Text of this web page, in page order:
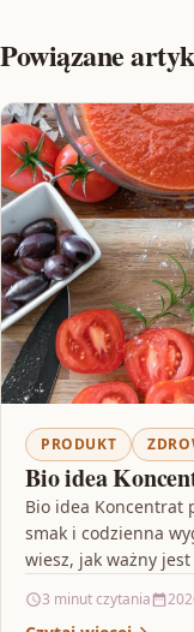
Powiązane
PRODUKT
Bio idea
Bio idea Koncentrat
smak i codzienna
wiesz, jak ważny
3 minut czytania